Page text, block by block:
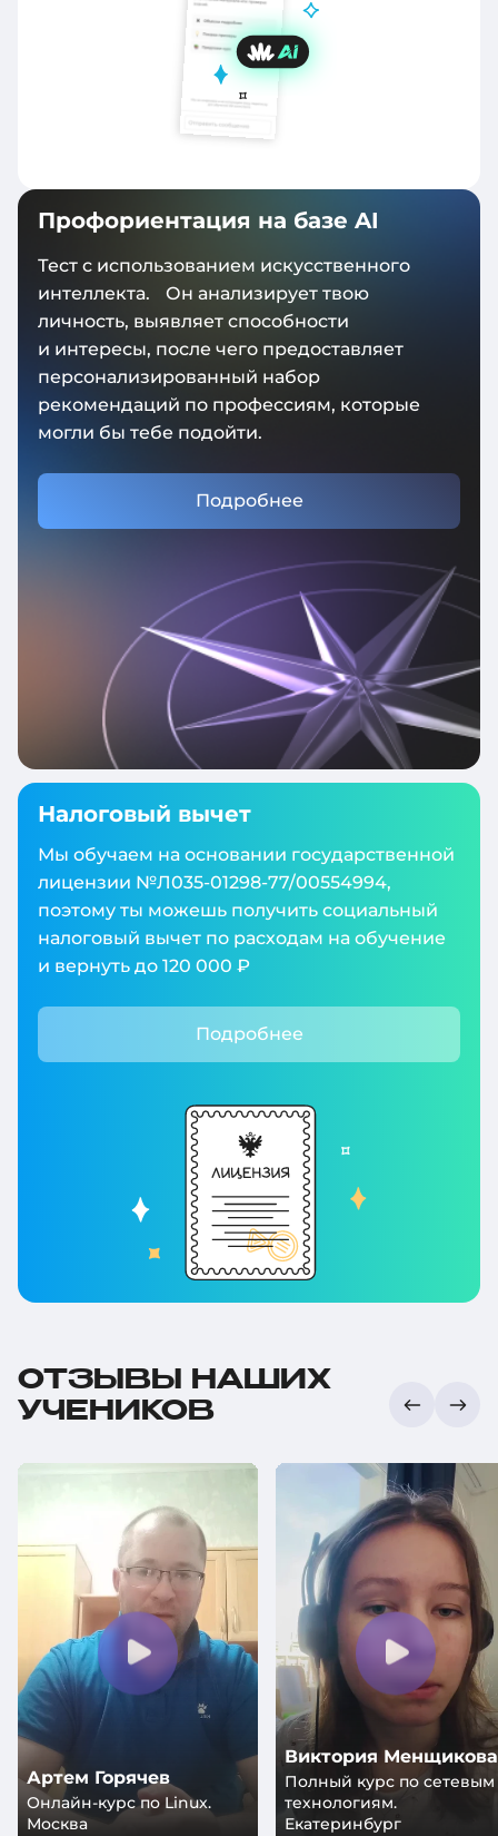
Профориентация на базе AI
Тест с использованием искусственного
интеллекта. Он анализирует твою
личность, выявляет способности
и интересы, после чего предоставляет
персонализированный набор
рекомендаций по профессиям, которые
могли бы тебе подойти.
Подробнее
Налоговый вычет
Мы обучаем на основании государственной
лицензии №Л035‑01298‑77/00554994,
поэтому ты можешь получить социальный
налоговый вычет по расходам на обучение
и вернуть до 120 000 ₽
Подробнее
ОТЗЫВЫ НАШИХ
УЧЕНИКОВ
Артем Горячев
Онлайн-курс по Linux.
Москва
Виктория Менщикова
Полный курс по сетевым
технологиям.
Екатеринбург